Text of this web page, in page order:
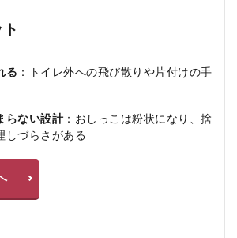
る ：トイレ外への飛び散りや片付けの手
らない設計：おしっこは粉状になり、捨
しづらさがある